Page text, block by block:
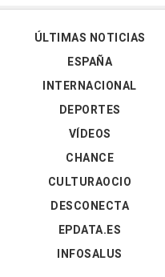
ÚLTIMAS NOTICIAS
ESPAÑA
INTERNACIONAL
DEPORTES
VÍDEOS
CHANCE
CULTURAOCIO
DESCONECTA
EPDATA.ES
INFOSALUS